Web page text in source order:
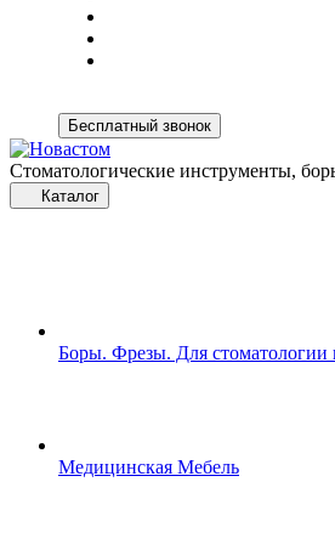
Бесплатный звонок
Стоматологические инструменты,
Каталог
Боры. Фрезы. Для стоматологии
Медицинская Мебель